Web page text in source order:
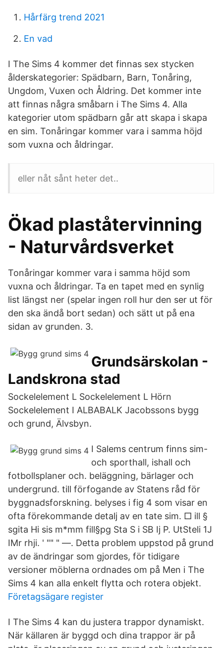
Hårfärg trend 2021
En vad
I The Sims 4 kommer det finnas sex stycken
ålderskategorier: Spädbarn, Barn, Tonåring,
Ungdom, Vuxen och Åldring. Det kommer inte
att finnas några småbarn i The Sims 4. Alla
kategorier utom spädbarn går att skapa i skapa
en sim. Tonåringar kommer vara i samma höjd
som vuxna och åldringar.
eller nåt sånt heter det..
Ökad plaståtervinning
- Naturvårdsverket
Tonåringar kommer vara i samma höjd som
vuxna och åldringar. Ta en tapet med en synlig
list längst ner (spelar ingen roll hur den ser ut för
den ska ändå bort sedan) och sätt ut på ena
sidan av grunden. 3.
Grundsärskolan -
Landskrona stad
Sockelelement L Sockelelement L Hörn
Sockelelement I ALBABALK Jacobssons bygg
och grund, Älvsbyn.
I Salems centrum finns sim-
och sporthall, ishall och
fotbollsplaner och. beläggning, bärlager och
undergrund. till förfogande av Statens råd för
byggnadsforskning. belyses i fig 4 som visar en
ofta förekommande detalj av en tate sim. □ ill §
sgita Hi sis m*mm fill§pg Sta S i SB Ij P. UtSteli 1J
IMr rhji. ' "" " —. Detta problem uppstod på grund
av de ändringar som gjordes, för tidigare
versioner möblerna ordnades om på Men i The
Sims 4 kan alla enkelt flytta och rotera objekt.
Företagsägare register
I The Sims 4 kan du justera trappor dynamiskt.
När källaren är byggd och dina trappor är på